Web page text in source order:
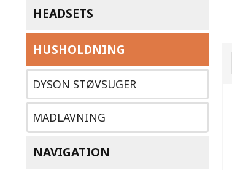
HEADSETS
HUSHOLDNING
DYSON STØVSUGER
MADLAVNING
NAVIGATION